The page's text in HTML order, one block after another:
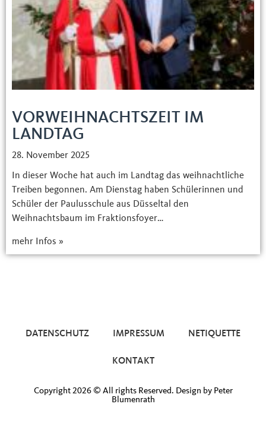
VORWEIHNACHTSZEIT IM
LANDTAG
28. November 2025
In dieser Woche hat auch im Landtag das weihnachtliche
Treiben begonnen. Am Dienstag haben Schülerinnen und
Schüler der Paulusschule aus Düsseltal den
Weihnachtsbaum im Fraktionsfoyer…
mehr Infos »
DATENSCHUTZ IMPRESSUM NETIQUETTE
KONTAKT
Copyright 2026 © All rights Reserved. Design by Peter
Blumenrath